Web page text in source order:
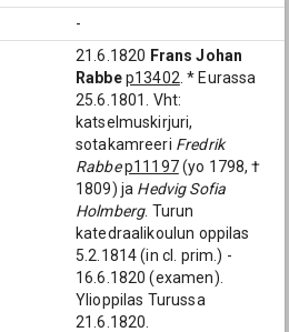
-
21.6.1820 Frans Johan
Rabbe p13402 . * Eurassa
25.6.1801. Vht:
katselmuskirjuri,
sotakamreeri Fredrik
Rabbe p11197(yo 1798, †
1809) ja Hedvig Sofia
Holmberg. Turun
katedraalikoulun oppilas
5.2.1814 (in cl. prim.) -
16.6.1820 (examen).
Ylioppilas Turussa
21.6.1820.